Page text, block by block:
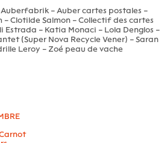
– Auber cartes postales –
Clotilde Salmon – Collectif des cartes
– Katia Monaci – Lola Denglos –
(Super Nova Recycle Vener) – Saran
Leroy – Zoé peau de vache